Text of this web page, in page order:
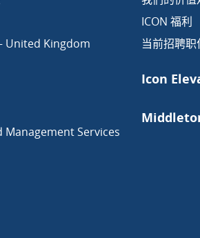
United Kingdom
Management Services
ICON 福利
当前招聘职
Icon